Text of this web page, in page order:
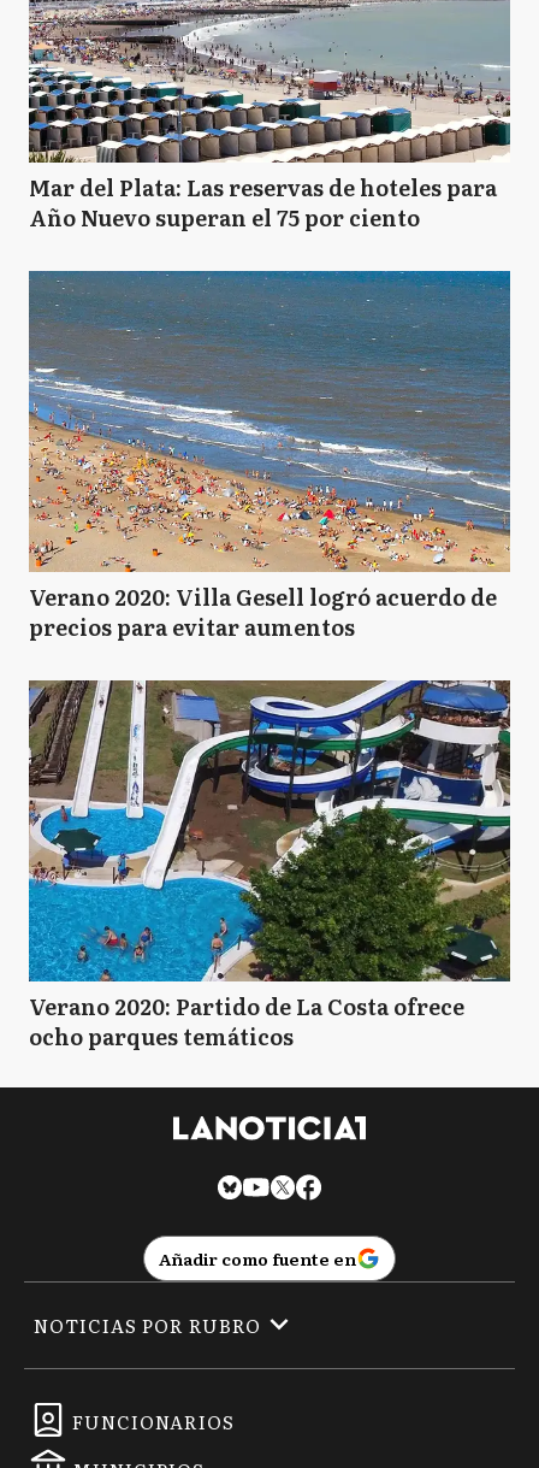
Mar del Plata: Las reservas de hoteles para
Año Nuevo superan el 75 por ciento
Verano 2020: Villa Gesell logró acuerdo de
precios para evitar aumentos
Verano 2020: Partido de La Costa ofrece
ocho parques temáticos
Añadir como fuente en
FUNCIONARIOS
NOTICIAS POR RUBRO